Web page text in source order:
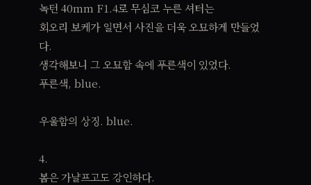
녹턴 40mm F1.4로 무심코 누른 셔터는
회오리 보케가 일면서 사진을 더욱 오묘하게 만들었
다.
생각해보니 그 오묘함 속에 푸른색이 있었다.
푸른색, blue.
우울함의 상징. blue.
4.
봄은 가냘프고도 강인하다.